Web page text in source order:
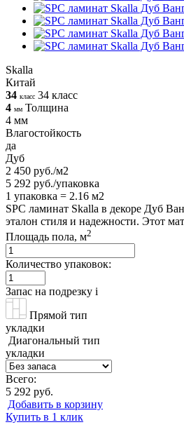
Skalla
Китай
34 класс 34 класс
4 мм Толщина
4 мм
Влагостойкость
да
Дуб
2 450 руб./м2
5 292 руб./упаковка
1 упаковка = 2.16 м2
SPC ламинат Skalla в декоре Дуб
эталон стиля и надежности. Этот
Площадь пола, м2
Количество упаковок:
Запас на подрезку i
Прямой тип
укладки
Диагональный тип
укладки
Всего:
5 292 руб.
Добавить в корзину
Купить в 1 клик